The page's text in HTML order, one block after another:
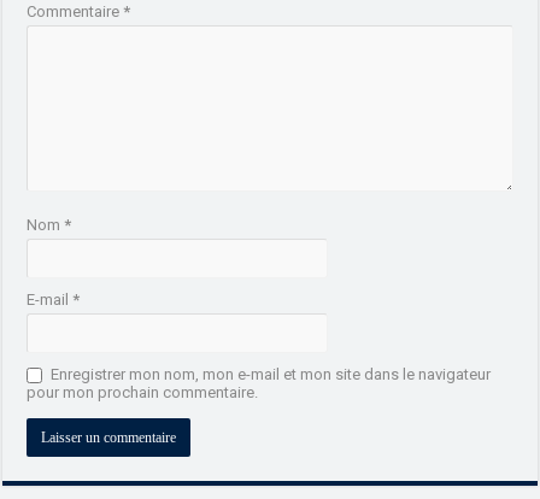
Commentaire*
Nom*
E-mail*
Enregistrer mon nom, mon e-mail et mon site dans le navigateur
pour mon prochain commentaire.